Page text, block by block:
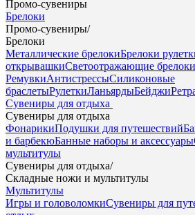
Промо-сувениры
Брелоки
Промо-сувениры/
Брелоки
Металлические брелокиБрелоки
открывашкиСветоотражающие брелоки
РемувкиАнтистрессыСиликоновые
браслетыРулеткиЛаньярдыБейджи
Сувениры для отдыха
Сувениры для отдыха
ФонарикиПодушки для путешествий
и барбекюБанные наборы и аксессуары
мультитулы
Сувениры для отдыха/
Складные ножи и мультитулы
Мультитулы
Игры и головоломкиСувениры для